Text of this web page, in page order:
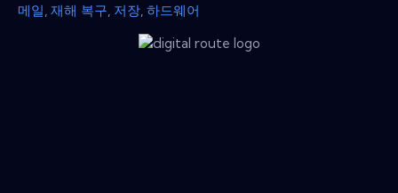
메일 재해 복구 저장 하드웨어